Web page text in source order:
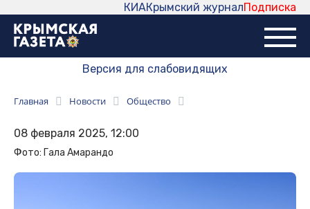
Подписка
Крымский журнал
КИА
Версия для слабовидящих
Главная Новости Общество
08 февраля 2025, 12:00
Фото: Гала Амарандо